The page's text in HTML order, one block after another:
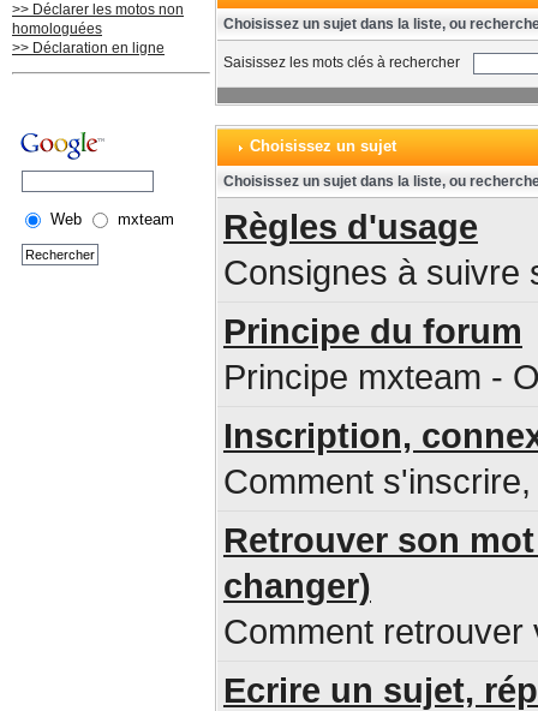
>> Déclarer les motos non
homologuées
>> Déclaration en ligne
Web mxteam
Choisissez un sujet dans la liste, ou
Saisissez les mots clés à rechercher
Choisissez un sujet
Choisissez un sujet dans la liste, ou
Règles d'usage
Consignes à suivre
Principe du forum
Principe mxteam -
Inscription,
Comment
Retrouver son
changer)
Comment retrouver
Ecrire un sujet,